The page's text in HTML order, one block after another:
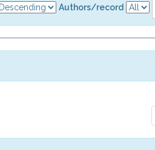
Authors/record